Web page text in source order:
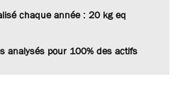
chaque année : 20 kg eq
analysés pour 100% des actifs